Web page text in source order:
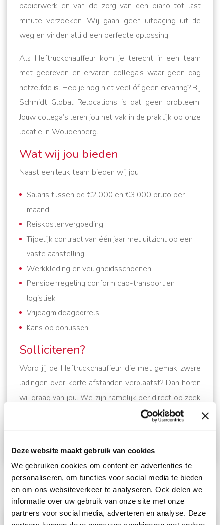
Deze website maakt gebruik van cookies
We gebruiken cookies om content en advertenties te
personaliseren, om functies voor social media te bieden
en om ons websiteverkeer te analyseren. Ook delen we
informatie over uw gebruik van onze site met onze
partners voor social media, adverteren en analyse. Deze
papierwerk en van de zorg van een piano tot last
minute verzoeken. Wij gaan geen uitdaging uit de
weg en vinden altijd een perfecte oplossing.
Als Heftruckchauffeur kom je terecht in een team
met gedreven en ervaren collega’s waar geen dag
hetzelfde is. Heb je nog niet veel óf geen ervaring? Bij
Schmidt Global Relocations is dat geen probleem!
Jouw collega’s leren jou het vak in de praktijk op onze
locatie in Woudenberg.
Wat wij jou bieden
Naast een leuk team bieden wij jou…
Salaris tussen de €2.000 en €3.000 bruto per
maand;
Reiskostenvergoeding;
Tijdelijk contract van één jaar met uitzicht op een
vaste aanstelling;
Werkkleding en veiligheidsschoenen;
Pensioenregeling conform cao-transport en
logistiek;
Vrijdagmiddagborrels.
Kans op bonussen.
Solliciteren?
Word jij de Heftruckchauffeur die met gemak zware
ladingen over korte afstanden verplaatst? Dan horen
wij graag van jou. We zijn namelijk per direct op zoek
naar een Heftruckchauffeur die ons team in
Woudenberg komt versterken. Solliciteer direct óf
Donker. Wie weet tot snel!